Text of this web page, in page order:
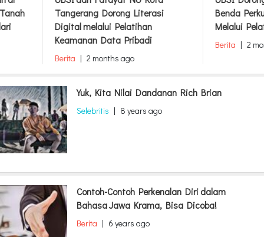
Benda Perkuat Branding Produk
Melalui Pelatihan Desain Visual
Berita | 2 months ago
dengan
untuk
Berita 2
Yuk, Kita Nilai Dandanan Rich Brian
Selebritis | 8 years ago
Contoh-Contoh Perkenalan Diri dalam
Bahasa Jawa Krama, Bisa Dicoba!
Berita | 6 years ago